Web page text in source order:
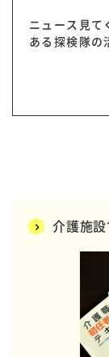
ニュース見
ある探検隊の
介護施